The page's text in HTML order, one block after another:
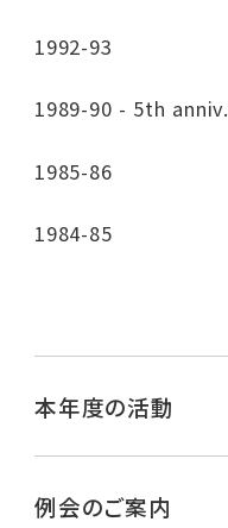
1992-93
1989-90 - 5th anniv.
1985-86
1984-85
本年度の活動
例会のご案内